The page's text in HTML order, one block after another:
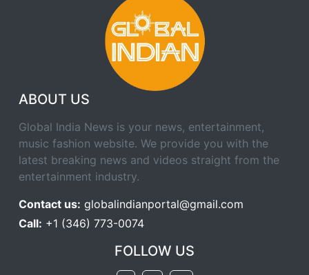
ABOUT US
Global India News is your news, entertainment,
music fashion website. We provide you with the
latest breaking news and videos straight from the
entertainment industry.
Contact us: globalindianportal@gmail.com
Call: +1 (346) 773-0074
FOLLOW US